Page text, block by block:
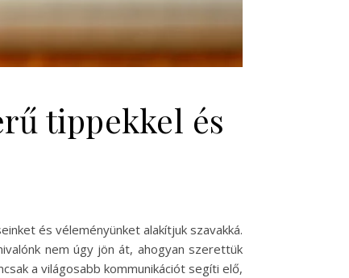
tippekkel és
és véleményünket alakítjuk szavakká.
nem úgy jön át, ahogyan szerettük
a világosabb kommunikációt segíti elő,